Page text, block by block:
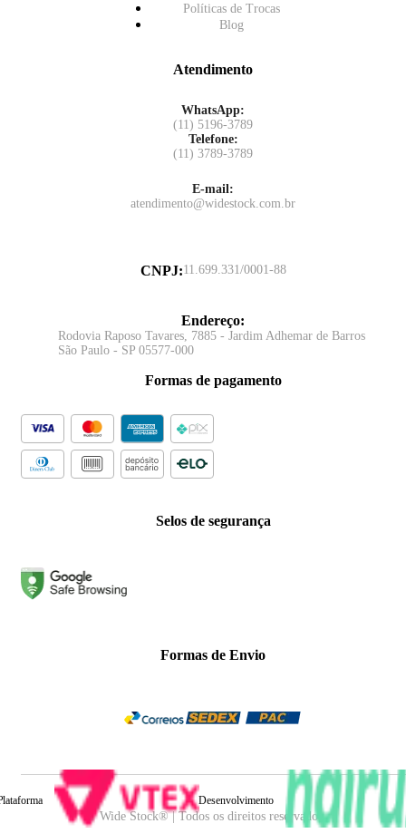
Políticas de Trocas
Blog
Atendimento
WhatsApp:
(11) 5196-3789
Telefone:
(11) 3789-3789
E-mail:
atendimento@widestock.com.br
CNPJ:11.699.331/0001-88
Endereço:
Rodovia Raposo Tavares, 7885 - Jardim Adhemar de Barros
São Paulo - SP 05577-000
Formas de pagamento
Selos de segurança
Formas de Envio
Wide Stock® | Todos os direitos reservados.
Desenvolvimento